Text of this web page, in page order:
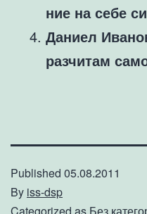
ние на себе си
Даниел
разчитам
Published 05.08.2011
By iss-dsp